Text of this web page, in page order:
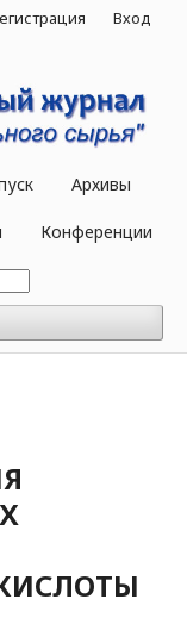
Архивы
Конференции
Вход